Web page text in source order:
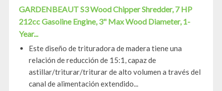
GARDENBEAUT S3 Wood Chipper Shredder, 7 HP
212cc Gasoline Engine, 3" Max Wood Diameter, 1-
Year...
Este diseño de trituradora de madera tiene una
relación de reducción de 15:1, capaz de
astillar/triturar/triturar de alto volumen a través del
canal de alimentación extendido...